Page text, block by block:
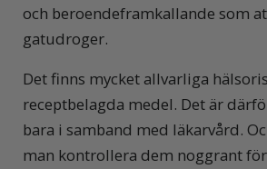
och beroendeframkallande som
gatudroger.
Det finns mycket allvarliga
receptbelagda medel. Det är
bara i samband med läkarvård.
man kontrollera dem noggrant